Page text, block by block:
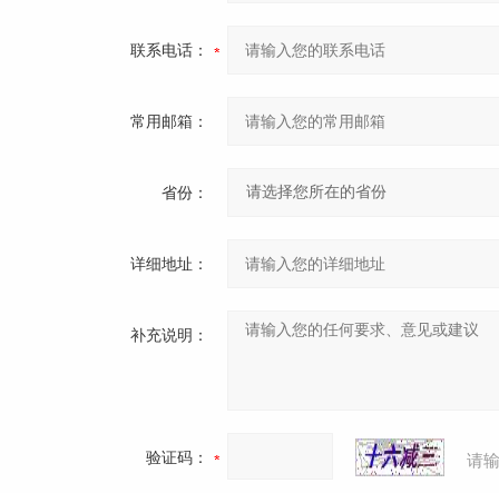
联系电话：
常用邮箱：
省份：
详细地址：
补充说明：
验证码： 请